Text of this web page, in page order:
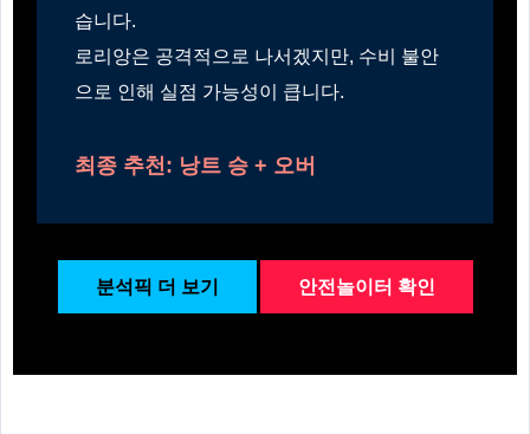
습니다.
로리앙은 공격적으로 나서겠지만, 수비 불안
으로 인해 실점 가능성이 큽니다.
최종 추천: 낭트 승 + 오버
분석픽 더 보기 안전놀이터 확인